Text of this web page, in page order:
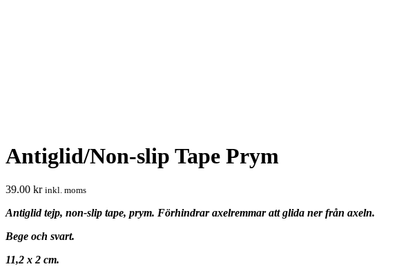
Antiglid/Non-slip Tape Prym
39.00 kr inkl. moms
Antiglid tejp, non-slip tape, prym. Förhindrar axelremmar att glida ner från axeln.
Bege och svart.
11,2 x 2 cm.